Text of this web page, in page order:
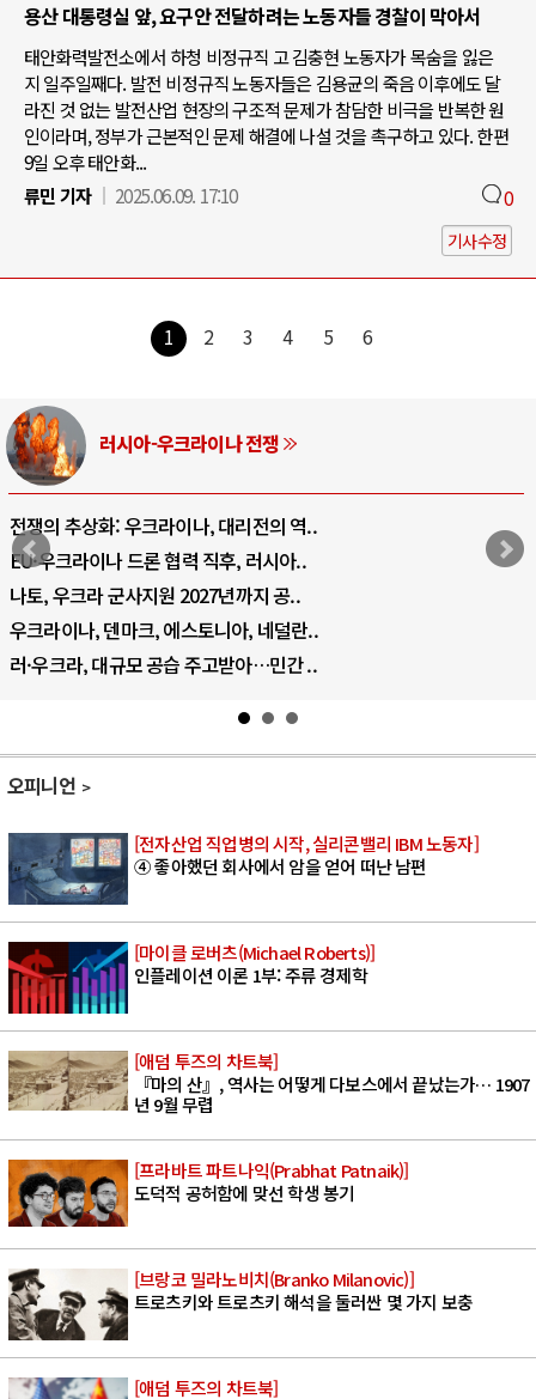
용산 대통령실 앞, 요구안 전달하려는 노동자들 경찰이 막아서
태안화력발전소에서 하청 비정규직 고 김충현 노동자가 목숨을 잃은
지 일주일째다. 발전 비정규직 노동자들은 김용균의 죽음 이후에도 달
라진 것 없는 발전산업 현장의 구조적 문제가 참담한 비극을 반복한 원
인이라며, 정부가 근본적인 문제 해결에 나설 것을 촉구하고 있다. 한편
9일 오후 태안화...
류민 기자
2025.06.09. 17:10 0
기사수정
1 2 3 4 5 6
러시아-우크라이나 전쟁
전쟁의 추상화: 우크라이나, 대리전의 역..
EU·우크라이나 드론 협력 직후, 러시아..
나토, 우크라 군사지원 2027년까지 공..
우크라이나, 덴마크, 에스토니아, 네덜란..
러·우크라, 대규모 공습 주고받아…민간 ..
오피니언
[전자산업 직업병의 시작, 실리콘밸리 IBM 노동자]
④ 좋아했던 회사에서 암을 얻어 떠난 남편
[마이클 로버츠(Michael Roberts)]
인플레이션 이론 1부: 주류 경제학
[애덤 투즈의 차트북]
『마의 산』, 역사는 어떻게 다보스에서 끝났는가… 1907
년 9월 무렵
[프라바트 파트나익(Prabhat Patnaik)]
도덕적 공허함에 맞선 학생 봉기
[브랑코 밀라노비치(Branko Milanovic)]
트로츠키와 트로츠키 해석을 둘러싼 몇 가지 보충
[애덤 투즈의 차트북]